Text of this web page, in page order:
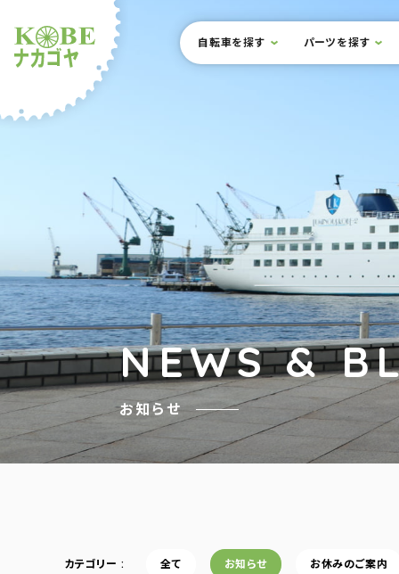
サイト内メニュー
本文までスキップ
自転車を探す パーツを探す
NEWS &
お知らせ
カテゴリー 全て お知らせ お休みのご案内